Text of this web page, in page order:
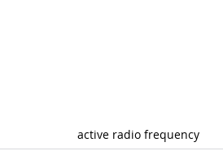
active radio frequency